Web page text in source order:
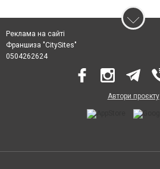
Реклама на сайті
Франшиза "CitySites"
0504262624
Автори проєкту